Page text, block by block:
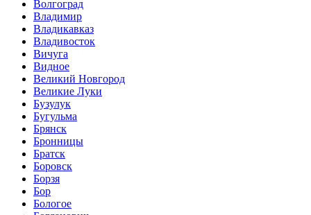
Волгоград
Владимир
Владикавказ
Владивосток
Вичуга
Видное
Великий Новгород
Великие Луки
Бузулук
Бугульма
Брянск
Бронницы
Братск
Боровск
Борзя
Бор
Бологое